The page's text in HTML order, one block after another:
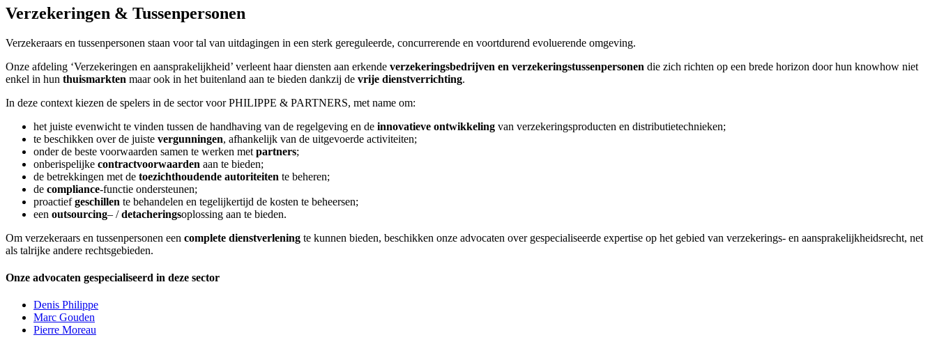
Verzekeringen & Tussenpersonen
Verzekeraars en tussenpersonen staan voor tal van uitdagingen in een sterk gereguleerde, concurrerende en voortdurend evoluerende omgeving.
Onze afdeling ‘Verzekeringen en aansprakelijkheid’ verleent haar diensten aan erkende verzekeringsbedrijven en verzekeringstussenpersonen die zich richten op een brede horizon door hun knowhow niet
enkel in hun thuismarkten maar ook in het buitenland aan te bieden dankzij de vrije dienstverrichting.
In deze context kiezen de spelers in de sector voor PHILIPPE & PARTNERS, met name om:
het juiste evenwicht te vinden tussen de handhaving van de regelgeving en de innovatieve ontwikkeling van verzekeringsproducten en distributietechnieken;
te beschikken over de juiste vergunningen, afhankelijk van de uitgevoerde activiteiten;
onder de beste voorwaarden samen te werken met partners;
onberispelijke contractvoorwaarden aan te bieden;
de betrekkingen met de toezichthoudende autoriteiten te beheren;
de compliance-functie ondersteunen;
proactiefgeschillen te behandelen en tegelijkertijd de kosten te beheersen;
een outsourcing– /detacheringsoplossing aan te bieden.
Om verzekeraars en tussenpersonen een complete dienstverlening te kunnen bieden, beschikken onze advocaten over gespecialiseerde expertise op het gebied van verzekerings- en aansprakelijkheidsrecht, net
als talrijke andere rechtsgebieden.
Onze advocaten gespecialiseerd in deze sector
Denis Philippe
Marc Gouden
Pierre Moreau